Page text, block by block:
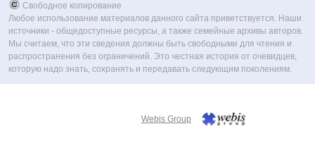
Свободное копирование
Любое использование материалов данного сайта приветствуется. Наши
источники - общедоступные ресурсы, а также семейные архивы авторов.
Мы считаем, что эти сведения должны быть свободными для чтения и
распространения без ограничений. Это честная история от очевидцев,
которую надо знать, сохранять и передавать следующим поколениям.
Webis Group